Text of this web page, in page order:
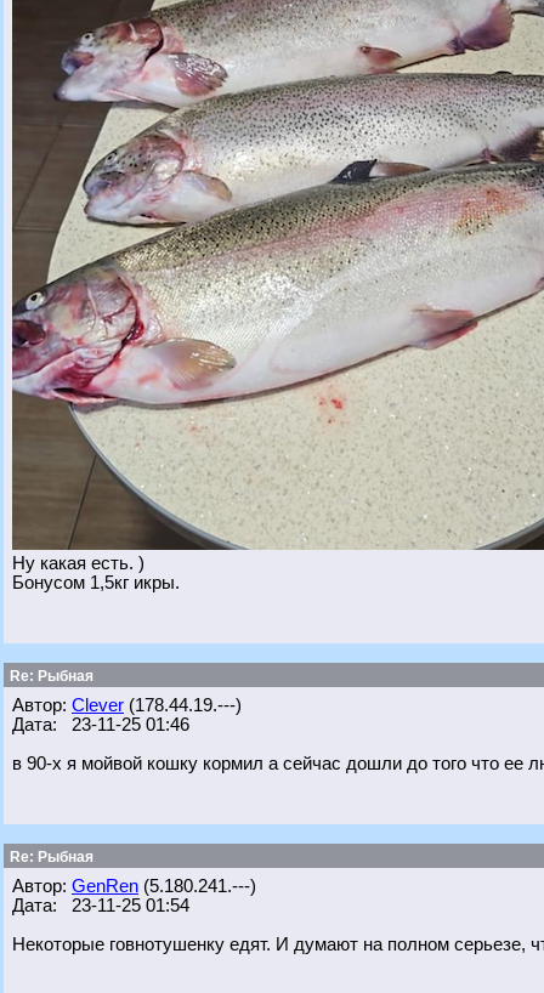
Ну какая есть. )
Бонусом 1,5кг икры.
Re: Рыбная
Автор: Clever (178.44.19.---)
Дата: 23-11-25 01:46
в 90-х я мойвой кошку кормил а сейчас дошли до того что ее
Re: Рыбная
Автор: GenRen (5.180.241.---)
Дата: 23-11-25 01:54
Некоторые говнотушенку едят. И думают на полном серьезе,